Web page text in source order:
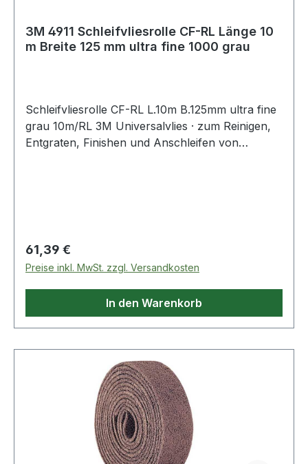
3M 4911 Schleifvliesrolle CF-RL Länge 10
m Breite 125 mm ultra fine 1000 grau
Schleifvliesrolle CF-RL L.10m B.125mm ultra fine
grau 10m/RL 3M Universalvlies · zum Reinigen,
Entgraten, Finishen und Anschleifen von
Regulärer Preis:
61,39 €
Preise inkl. MwSt. zzgl. Versandkosten
In den Warenkorb